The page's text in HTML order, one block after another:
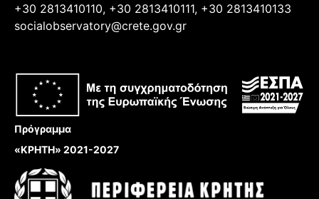
+30 2813410110, +30 2813410111, +30 2813410133
socialobservatory@crete.gov.gr
Πρόγραμμα
«ΚΡΗΤΗ» 2021-2027